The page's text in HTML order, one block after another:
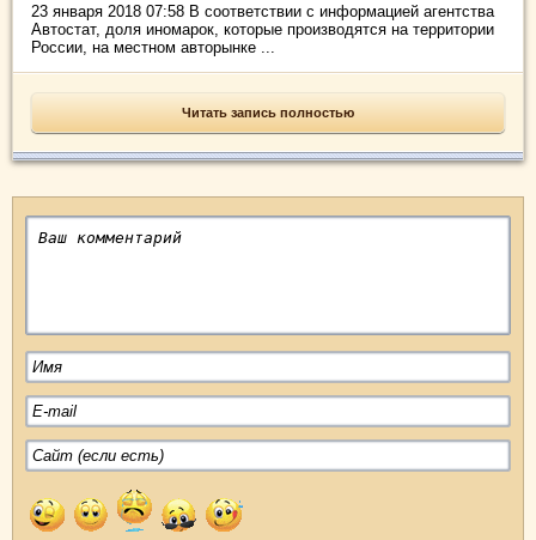
23 января 2018 07:58 В соответствии с информацией агентства
Автостат, доля иномарок, которые производятся на территории
России, на местном авторынке ...
Читать запись полностью